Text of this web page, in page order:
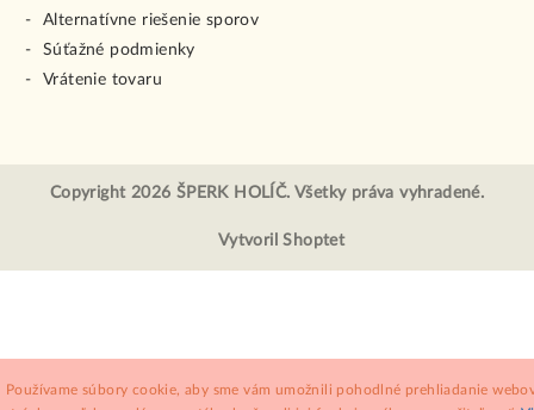
Používame súbory cookie, aby sme vám umožnili pohodlné prehliadanie
Alternatívne riešenie sporov
Súťažné podmienky
Vrátenie tovaru
Copyright 2026 ŠPERK HOLÍČ. Všetky práva vyhradené.
Vytvoril Shoptet